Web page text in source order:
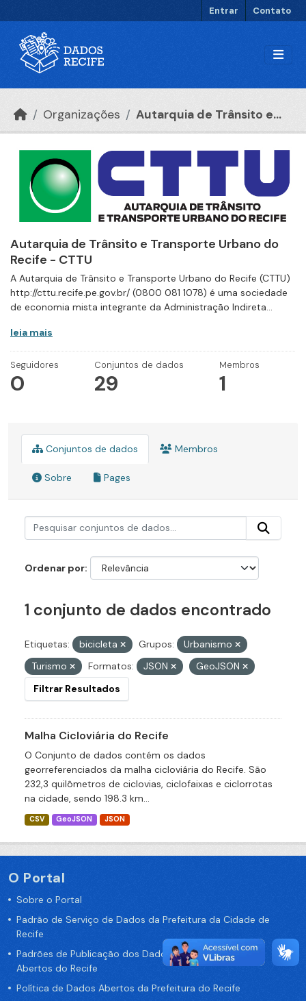
Entrar Contato
Organizações Autarquia de Trânsito e...
Autarquia de Trânsito e Transporte Urbano do
Recife - CTTU
A Autarquia de Trânsito e Transporte Urbano do Recife (CTTU)
http://cttu.recife.pe.gov.br/ (0800 081 1078) é uma sociedade
de economia mista integrante da Administração Indireta...
leia mais
Seguidores
0
Conjuntos de dados
29
Membros
1
Conjuntos de dados Membros
Sobre Pages
Ordenar por
1 conjunto de dados encontrado
Etiquetas: bicicleta Grupos:
Urbanismo
Turismo
Formatos: JSON
GeoJSON
Filtrar Resultados
Malha Cicloviária do Recife
O Conjunto de dados contém os dados
georreferenciados da malha cicloviária do Recife. São
232,3 quilômetros de ciclovias, ciclofaixas e ciclorrotas
na cidade, sendo 198.3 km...
CSV GeoJSON JSON
O Portal
Sobre o Portal
Padrão de Serviço de Dados da Prefeitura da Cidade de
Recife
Padrões de Publicação dos Dados no Portal de Dados
Abertos do Recife
Política de Dados Abertos da Prefeitura do Recife